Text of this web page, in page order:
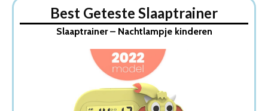
1. Slaaptrainer – Nachtlampje kinderen
2. Barry de Beer Slaaptrainer
3. Zazu Sam Slaaptrainer
4. Alecto BC-100 – Slaaptrainer
5. Luvion Pinguin Slaaptrainer
Wat is de beste Slaaptrainer van 2026
1. Beste Slaaptrainer van 2026
Best Geteste Slaaptrainer
Slaaptrainer – Nachtlampje kinderen